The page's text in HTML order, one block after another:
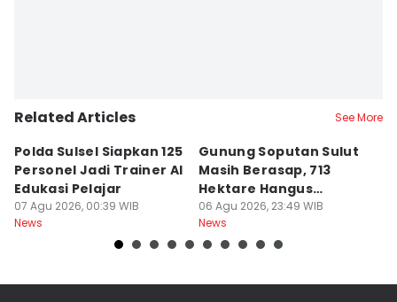
Related Articles See More
Polda Sulsel Siapkan 125
Personel Jadi Trainer AI
Edukasi Pelajar
07 Agu 2026, 00:39 WIB
News
Gunung Soputan Sulut
Masih Berasap, 713
Hektare Hangus
Terbakar
06 Agu 2026, 23:49 WIB
News